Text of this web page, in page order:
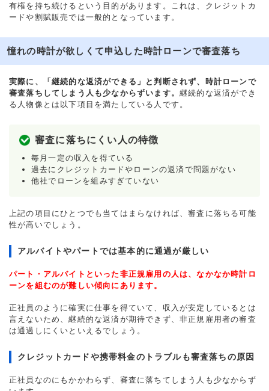
有権を持ち続けるという目的があります。これは、クレジットカ
ードや割賦販売では一般的となっています。
憧れの時計が欲しくて申込した時計ローンで審査落ち
実際に、「継続的な返済ができる」と判断されず、時計ローンで
審査落ちしてしまう人も少なからずいます。 継続的な返済ができ
る人物像とは以下項目を満たしている人です。
審査に落ちにくい人の特徴
毎月一定の収入を得ている
過去にクレジットカードやローンの返済で問題がない
他社でローンを組みすぎていない
上記の項目にひとつでも当てはまらなければ、審査に落ちる可能
性が高いでしょう。
アルバイトやパートでは基本的に通過が厳しい
パート・アルバイトといった非正規雇用の人は、なかなか時計ロ
ーンを組むのが難しい傾向にあります。
正社員のように確実に仕事を得ていて、収入が安定しているとは
言えないため、継続的な返済が期待できず、非正規雇用者の審査
は通過しにくいといえるでしょう。
クレジットカードや携帯料金のトラブルも審査落ちの原因
正社員なのにもかかわらず、審査に落ちてしまう人も少なからず